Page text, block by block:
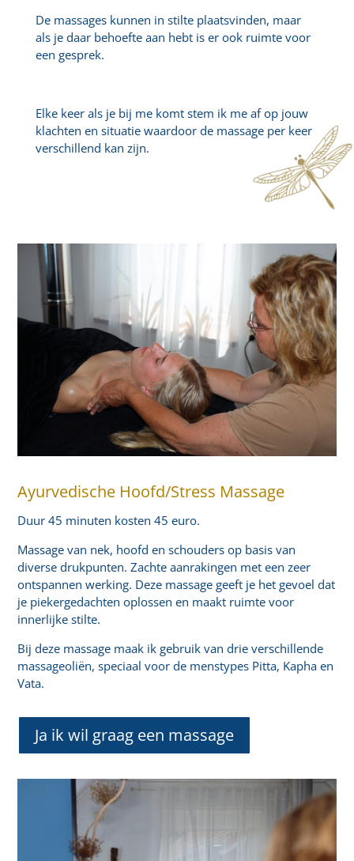
De massages kunnen in stilte plaatsvinden, maar
als je daar behoefte aan hebt is er ook ruimte voor
een gesprek.
Elke keer als je bij me komt stem ik me af op jouw
klachten en situatie waardoor de massage per keer
verschillend kan zijn.
Ayurvedische Hoofd/Stress Massage
Duur 45 minuten kosten 45 euro.
Massage van nek, hoofd en schouders op basis van
diverse drukpunten. Zachte aanrakingen met een zeer
ontspannen werking. Deze massage geeft je het gevoel dat
je piekergedachten oplossen en maakt ruimte voor
innerlijke stilte.
Bij deze massage maak ik gebruik van drie verschillende
massageoliën, speciaal voor de menstypes Pitta, Kapha en
Vata.
Ja ik wil graag een massage